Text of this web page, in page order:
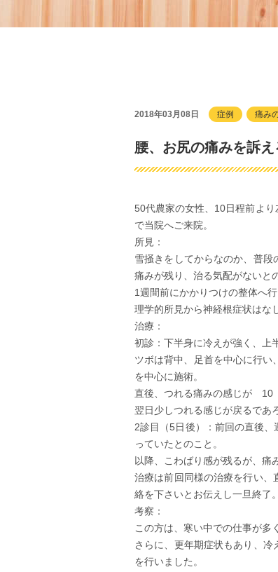
2018年03月08日 症例 痛み
腰、お尻の痛みを訴
50代農家の女性、10日程前よ
で当院へご来院。
所見：
雪掻きをしてからなのか、普
痛みが残り、治る気配がないと
1週間前にかかりつけの整体へ
理学的所見から神経根症状はな
治療：
初診：下半身に冷えが強く、上
ツボは背中、足首を中心に行
を中心に施術。
直後、つれる痛みの感じが
翌日少しつれる感じが戻るであ
2診目（5日後）：前回の直後
っていたとのこと。
以降、こわばり感が残るが、痛
治療は前回同様の治療を行い、
絡を下さいとお伝えし一旦終了。
考察：
この方は、寒い中での仕事が多
さらに、更年期症状もあり、
を行いました。